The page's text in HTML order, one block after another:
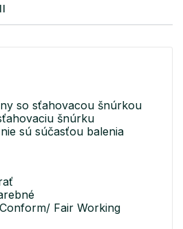
so sťahovacou šnúrkou
šnúrku
sú súčasťou balenia
Fair Working